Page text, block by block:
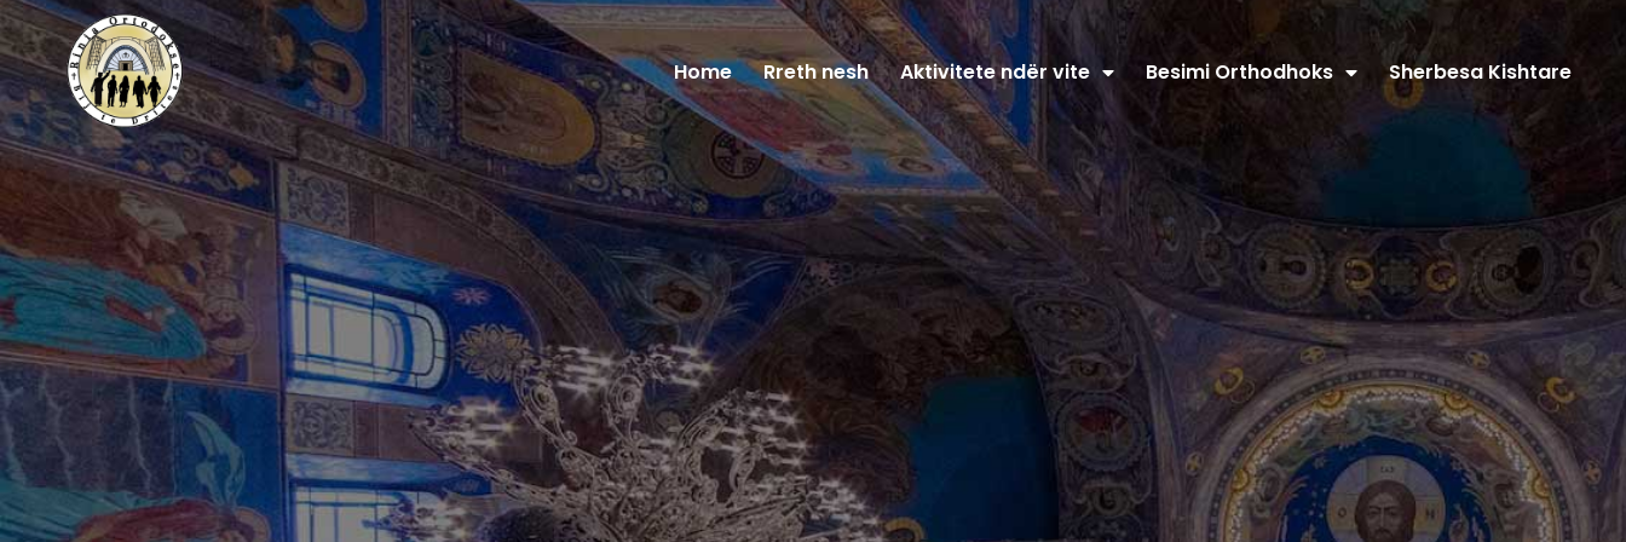
Home Rreth nesh Aktivitete ndër vite Besimi Orthodhoks Sherbesa Kishtare